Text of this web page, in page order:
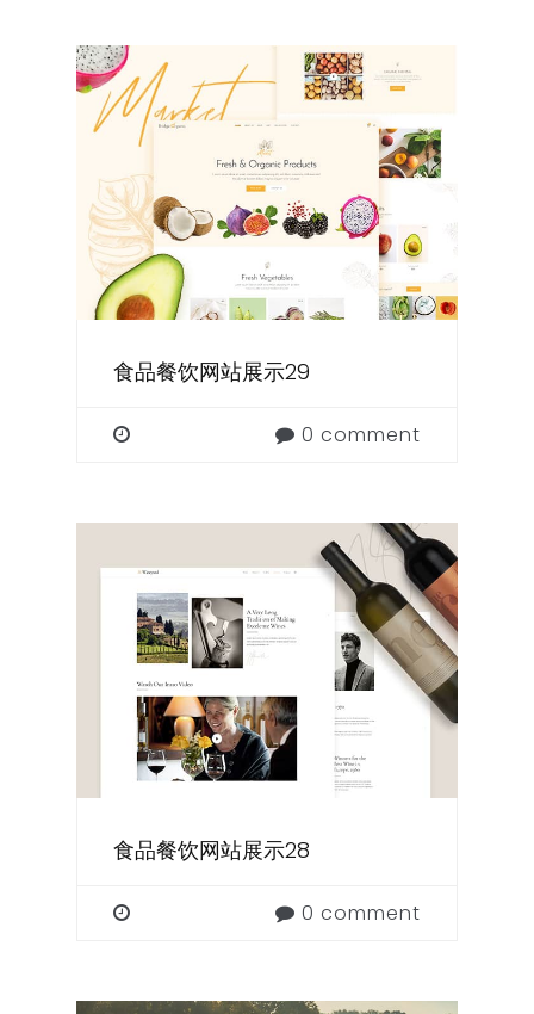
食品餐饮网站展示29
0 comment
食品餐饮网站展示28
0 comment